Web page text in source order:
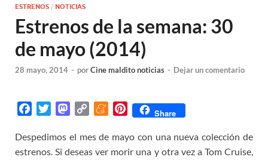
ESTRENOS / NOTICIAS
Estrenos de la semana: 30
de mayo (2014)
28 mayo, 2014 - porCine maldito noticias - Dejar un comentario
c
e
i
t
M
s
t
p
y
M
n
e
P
n
t
Share
Despedimos el mes de mayo con una nueva colección de
estrenos. Si deseas ver morir una y otra vez a Tom Cruise,